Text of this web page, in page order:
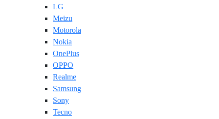
LG
Meizu
Motorola
Nokia
OnePlus
OPPO
Realme
Samsung
Sony
Tecno